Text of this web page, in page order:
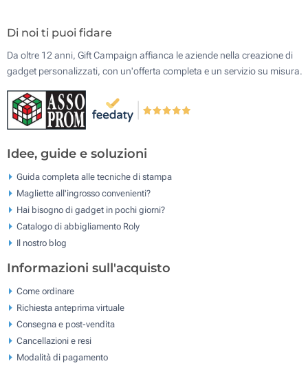
Di noi ti puoi fidare
Da oltre 12 anni, Gift Campaign affianca le aziende nella creazione di
gadget personalizzati, con un'offerta completa e un servizio su misura.
Idee, guide e soluzioni
Guida completa alle tecniche di stampa
Magliette all'ingrosso convenienti?
Hai bisogno di gadget in pochi giorni?
Catalogo di abbigliamento Roly
Il nostro blog
Informazioni sull'acquisto
Come ordinare
Richiesta anteprima virtuale
Consegna e post-vendita
Cancellazioni e resi
Modalità di pagamento